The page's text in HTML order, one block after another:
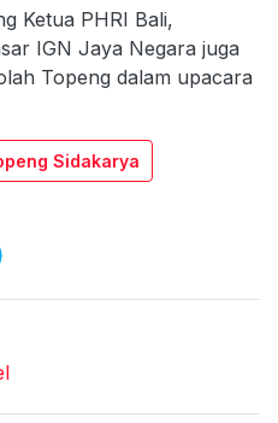
Ketua PHRI Bali,
IGN Jaya Negara juga
Topeng dalam upacara
Sidakarya